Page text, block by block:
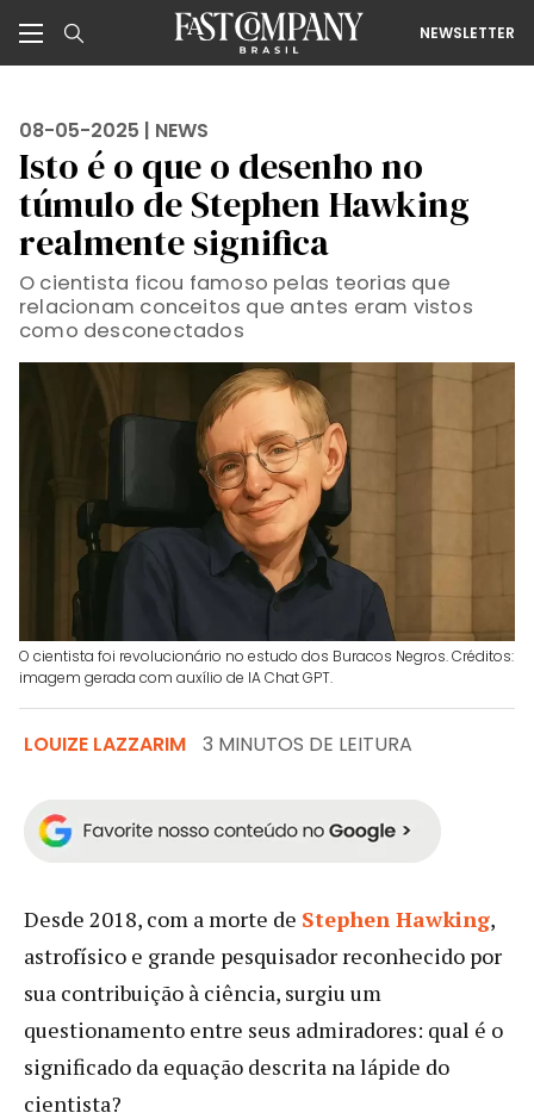
NEWSLETTER
08-05-2025 | NEWS
Isto é o que o desenho no
túmulo de Stephen Hawking
realmente significa
O cientista ficou famoso pelas teorias que
relacionam conceitos que antes eram vistos
como desconectados
O cientista foi revolucionário no estudo dos Buracos Negros. Créditos:
imagem gerada com auxílio de IA Chat GPT.
LOUIZE LAZZARIM 3 MINUTOS DE LEITURA
Desde 2018, com a morte de Stephen Hawking,
astrofísico e grande pesquisador reconhecido por
sua contribuição à ciência, surgiu um
questionamento entre seus admiradores: qual é o
significado da equação descrita na lápide do
cientista?